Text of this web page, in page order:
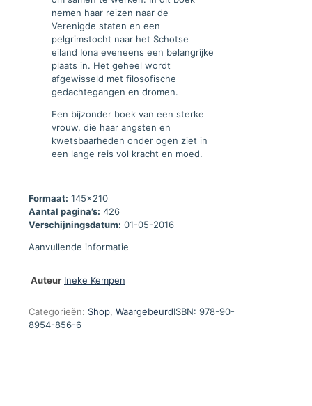
nemen haar reizen naar de
Verenigde staten en een
pelgrimstocht naar het Schotse
eiland Iona eveneens een belangrijke
plaats in. Het geheel wordt
afgewisseld met filosofische
gedachtegangen en dromen.
Een bijzonder boek van een sterke
vrouw, die haar angsten en
kwetsbaarheden onder ogen ziet in
een lange reis vol kracht en moed.
Formaat: 145x210
Aantal pagina’s: 426
Verschijningsdatum: 01-05-2016
Aanvullende informatie
Auteur Ineke Kempen
Categorieën: Shop WaargebeurdISBN: 978-90-
8954-856-6